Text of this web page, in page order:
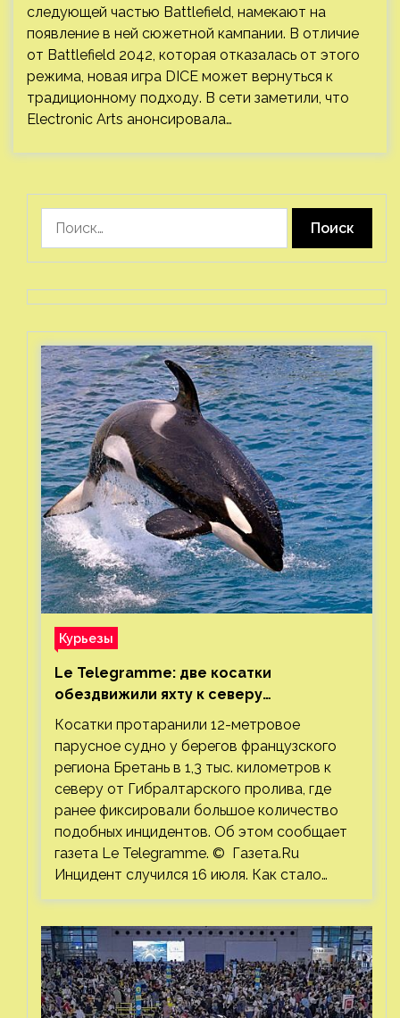
следующей частью Battlefield, намекают на
появление в ней сюжетной кампании. В отличие
от Battlefield 2042, которая отказалась от этого
режима, новая игра DICE может вернуться к
традиционному подходу. В сети заметили, что
Electronic Arts анонсировала…
Курьезы
Le Telegramme: две косатки
обездвижили яхту к северу
от Гибралтарского пролива
Косатки протаранили 12-метровое
парусное судно у берегов французского
региона Бретань в 1,3 тыс. километров к
северу от Гибралтарского пролива, где
ранее фиксировали большое количество
подобных инцидентов. Об этом сообщает
газета Le Telegramme. © Газета.Ru
Инцидент случился 16 июля. Как стало…